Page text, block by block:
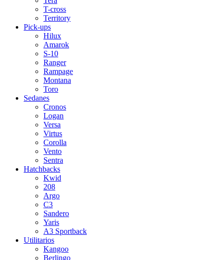
T-cross
Territory
Pick-ups
Hilux
Amarok
S-10
Ranger
Rampage
Montana
Toro
Sedanes
Cronos
Logan
Versa
Virtus
Corolla
Vento
Sentra
Hatchbacks
Kwid
208
Argo
C3
Sandero
Yaris
A3 Sportback
Utilitarios
Kangoo
Berlingo